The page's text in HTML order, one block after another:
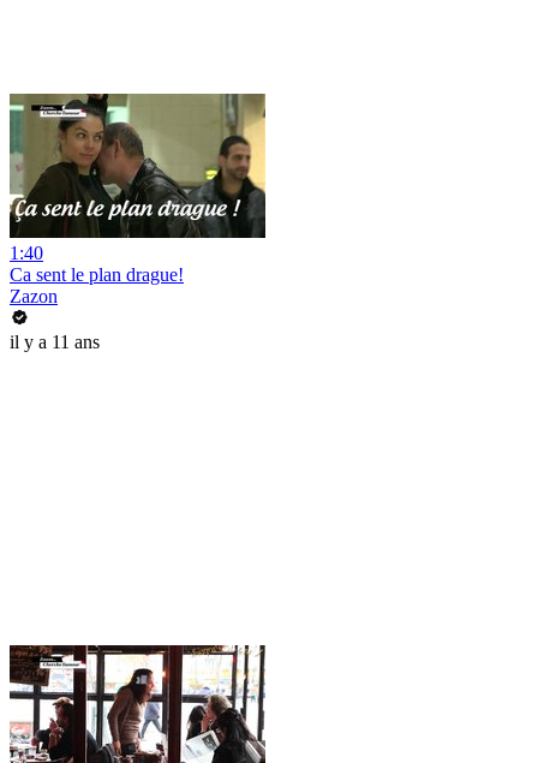
1:40
Ca sent le plan drague!
Zazon
il y a 11 ans